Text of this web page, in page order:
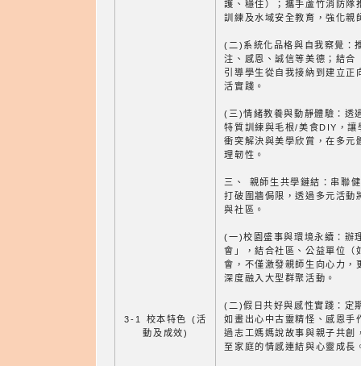
3-1 校本特色 (活
動及成效)
護、穩住）；攜手蘆竹消防
訓練及水域安全教育，強化親
(二)系統化品格與自我察覺：
注、感恩、誠信等美德；結合
引導學生從自我接納到建立正
活實踐。
(三)情緒教養與動靜體驗：透
特質訓練與毛根/美食DIY，讓
衝突解決與美學欣賞，在多元
理韌性。
三、 親師生共學鏈結：串聯
打破圍牆侷限，透過多元活動
與社區。
(一)校園盛事與環境永續：辦
會」，結合社區、公益單位（
會，不僅激發親師生向心力，
深度融入大型群聚活動。
(二)假日共好與感性實踐：定
如畫出心中古靈精怪、感恩
過志工媽媽說故事與親子共創
至家庭的情感連結與心靈成長